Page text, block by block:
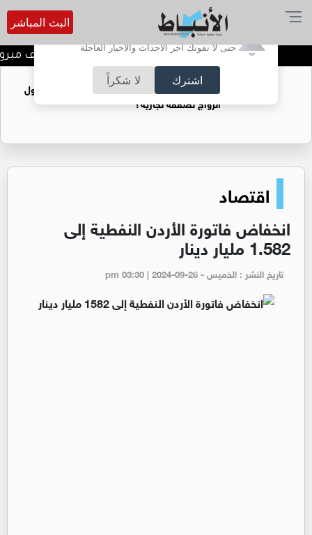
أترغب في تفعيل الإشعارات؟
حتى لا تفوتك آخر الأحداث والأخبار العاجلة
اشترك لا شكراً
البث المباشر
المخرج عمار عماد جابر الف
فتيات يستغللنه لتحقيق مكاسب مادية.. هل تحول
الزواج لصفقة تجارية؟
اقتصاد
انخفاض فاتورة الأردن النفطية إلى
1.582 مليار دينار
تاريخ النشر : الخميس - pm 03:30 | 2024-09-26